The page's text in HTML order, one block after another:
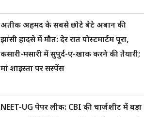
अतीक अहमद के सबसे छोटे बेटे अबान की
झांसी हादसे में मौत: देर रात पोस्टमार्टम पूरा,
कसारी-मसारी में सुपुर्द-ए-खाक करने की तैयारी;
मां शाइस्ता पर सस्पेंस
NEET-UG पेपर लीक: CBI की चार्जशीट में बड़ा